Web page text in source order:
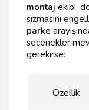
montaj ekibi,
sızmasını
parke
seçenekler
gerekirse:
Özellik